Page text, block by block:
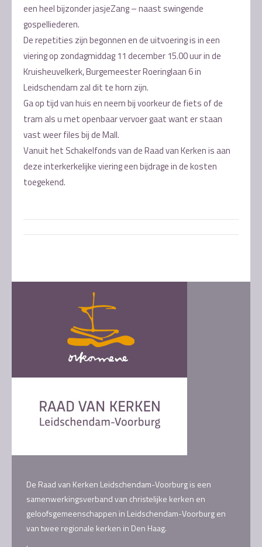
een heel bijzonder jasjeZang – naast swingende
gospelliederen.
De repetities zijn begonnen en de uitvoering is in een
viering op zondagmiddag 11 december 15.00 uur in de
Kruisheuvelkerk, Burgemeester Roeringlaan 6 in
Leidschendam zal dit te horn zijn.
Ga op tijd van huis en neem bij voorkeur de fiets of de
tram als u met openbaar vervoer gaat want er staan
vast weer files bij de Mall.
Vanuit het Schakelfonds van de Raad van Kerken is aan
deze interkerkelijke viering een bijdrage in de kosten
toegekend.
Post
De Raad van Kerken Leidschendam-Voorburg is een
samenwerkingsverband van christelijke kerken en
geloofsgemeenschappen in Leidschendam-Voorburg en
van twee regionale kerken in Den Haag.